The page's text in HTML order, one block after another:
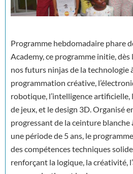
Programme hebdomadaire phare
Academy, ce programme initie, dès
nos futurs ninjas de la technologie
programmation créative,
robotique, l’intelligence artificielle,
de jeux, et le design 3D. Organisé
progressant de la ceinture blanche
une période de 5 ans, le
des compétences techniques
renforçant la logique, la créativité,